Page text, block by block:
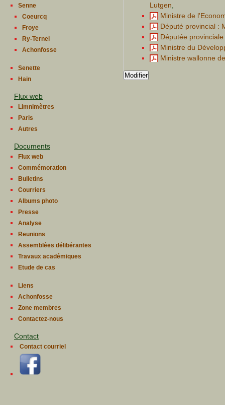
Senne
Coeurcq
Froye
Ry-Ternel
Achonfosse
Senette
Hain
Flux web
Limnimètres
Paris
Autres
Documents
Flux web
Commémoration
Bulletins
Courriers
Albums photo
Presse
Analyse
Reunions
Assemblées délibérantes
Travaux académiques
Etude de cas
Liens
Achonfosse
Zone membres
Contactez-nous
Contact
Contact courriel
Lutgen
Ministre de
Député provincial :
Députée
Ministre du
Ministre wallonne
Modifier